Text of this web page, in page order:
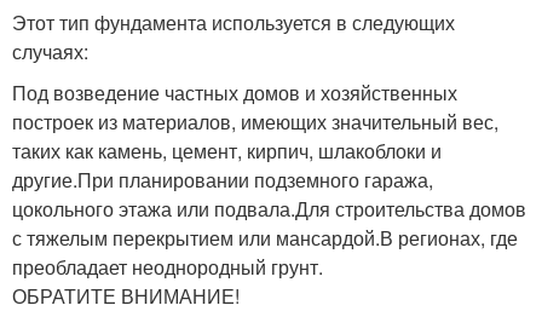
Этот тип фундамента используется в следующих
случаях:
Под возведение частных домов и хозяйственных
построек из материалов, имеющих значительный вес,
таких как камень, цемент, кирпич, шлакоблоки и
другие.При планировании подземного гаража,
цокольного этажа или подвала.Для строительства домов
с тяжелым перекрытием или мансардой.В регионах, где
преобладает неоднородный грунт.
ОБРАТИТЕ ВНИМАНИЕ!